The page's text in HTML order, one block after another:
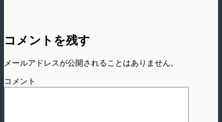
コメントを残す
メールアドレスが公開されることはありません。
コメント